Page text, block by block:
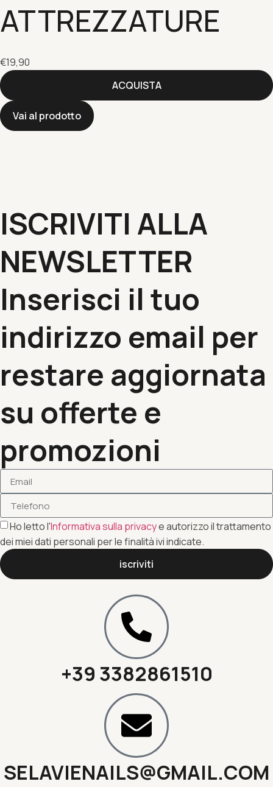
ATTREZZATURE
€19,90
ACQUISTA
Vai al prodotto
ISCRIVITI ALLA
NEWSLETTER
Inserisci il tuo
indirizzo email per
restare aggiornata
su offerte e
promozioni
Ho letto l'Informativa sulla privacye autorizzo il trattamento
dei miei dati personali per le finalità ivi indicate.
iscriviti
+39 3382861510
SELAVIENAILS@GMAIL.COM